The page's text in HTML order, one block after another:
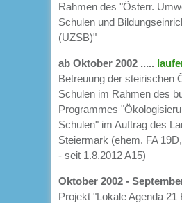
Rahmen des "Österr.
Schulen und
(UZSB)"
ab Oktober 2002 .....
Betreuung der steirischen
Schulen im Rahmen des
Programmes
Schulen" im Auftrag des
Steiermark (ehem. FA
- seit 1.8.2012 A15)
Oktober 2002 -
Projekt "Lokale Agenda 21